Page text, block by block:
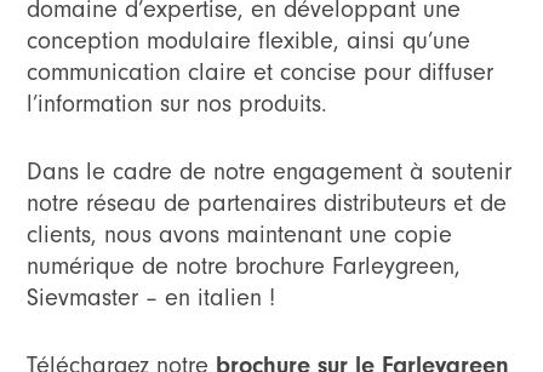
domaine d’expertise, en développant une
conception modulaire flexible, ainsi qu’une
communication claire et concise pour diffuser
l’information sur nos produits.
Dans le cadre de notre engagement à soutenir
notre réseau de partenaires distributeurs et de
clients, nous avons maintenant une copie
numérique de notre brochure Farleygreen,
Sievmaster – en italien !
Téléchargez notre brochure sur le Farleygreen